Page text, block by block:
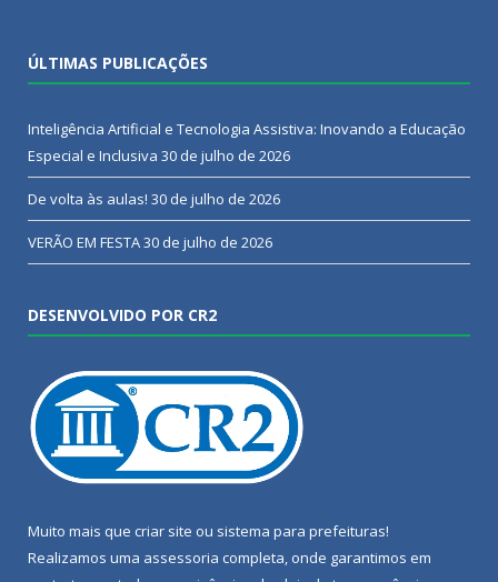
ÚLTIMAS PUBLICAÇÕES
Inteligência Artificial e Tecnologia Assistiva: Inovando a Educação
Especial e Inclusiva 30 de julho de 2026
De volta às aulas! 30 de julho de 2026
VERÃO EM FESTA30 de julho de 2026
DESENVOLVIDO POR CR2
Muito mais que criar site ou sistema para prefeituras!
Realizamos uma assessoria completa, onde garantimos em